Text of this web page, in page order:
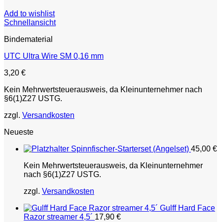
Add to wishlist
Schnellansicht
Bindematerial
UTC Ultra Wire SM 0,16 mm
3,20 €
Kein Mehrwertsteuerausweis, da Kleinunternehmer nach
§6(1)Z27 USTG.
zzgl. Versandkosten
Neueste
Spinnfischer-Starterset (Angelset) 45,00 €
Kein Mehrwertsteuerausweis, da Kleinunternehmer
nach §6(1)Z27 USTG.
zzgl. Versandkosten
Gulff Hard Face
Razor streamer 4,5´ 17,90 €